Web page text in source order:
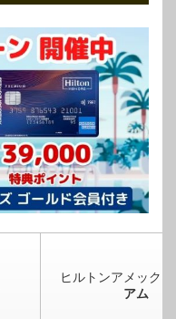
ヒルトンアメックス
アム